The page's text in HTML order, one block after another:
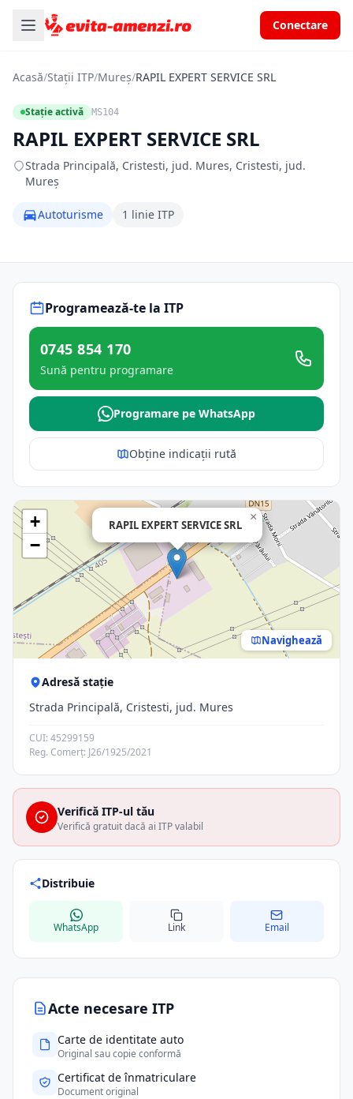
Conectare
Acasă/Stații ITP/Mureș/RAPIL EXPERT SERVICE SRL
Stație activă MS104
RAPIL EXPERT SERVICE SRL
Strada Principală, Cristesti, jud. Mures, Cristesti, jud.
Mureș
Autoturisme 1 linie ITP
Acte necesare ITP
Carte de identitate auto
Original sau copie conformă
Certificat de înmatriculare
Document original
Programează-te la ITP
0745 854 170
Sună pentru programare
Programare pe WhatsApp
Obține indicații rută
RAPIL EXPERT SERVICE SRL
×
+
−
Navighează
Adresă stație
Strada Principală, Cristesti, jud. Mures
CUI: 45299159
Reg. Comerț: J26/1925/2021
Verifică ITP-ul tău
Verifică gratuit dacă ai ITP valabil
Distribuie
WhatsApp Link Email